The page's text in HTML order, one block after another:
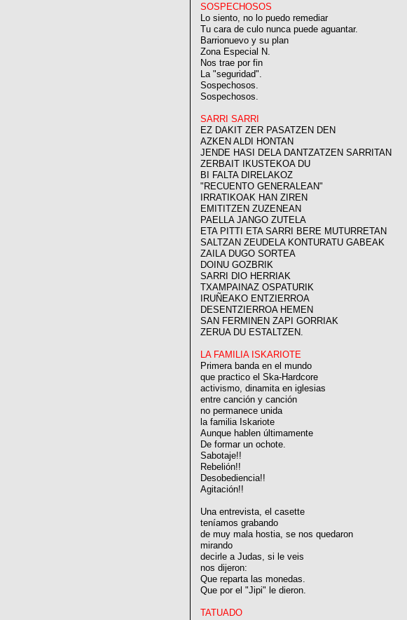
SOSPECHOSOS
Lo siento, no lo puedo remediar
Tu cara de culo nunca puede aguantar.
Barrionuevo y su plan
Zona Especial N.
Nos trae por fin
La "seguridad".
Sospechosos.
Sospechosos.
SARRI SARRI
EZ DAKIT ZER PASATZEN DEN
AZKEN ALDI HONTAN
JENDE HASI DELA DANTZATZEN SARRITAN
ZERBAIT IKUSTEKOA DU
BI FALTA DIRELAKOZ
"RECUENTO GENERALEAN"
IRRATIKOAK HAN ZIREN
EMITITZEN ZUZENEAN
PAELLA JANGO ZUTELA
ETA PITTI ETA SARRI BERE MUTURRETAN
SALTZAN ZEUDELA KONTURATU GABEAK
ZAILA DUGO SORTEA
DOINU GOZBRIK
SARRI DIO HERRIAK
TXAMPAINAZ OSPATURIK
IRUÑEAKO ENTZIERROA
DESENTZIERROA HEMEN
SAN FERMINEN ZAPI GORRIAK
ZERUA DU ESTALTZEN.
LA FAMILIA ISKARIOTE
Primera banda en el mundo
que practico el Ska-Hardcore
activismo, dinamita en iglesias
entre canción y canción
no permanece unida
la familia Iskariote
Aunque hablen últimamente
De formar un ochote.
Sabotaje!!
Rebelión!!
Desobediencia!!
Agitación!!
Una entrevista, el casette
teníamos grabando
de muy mala hostia, se nos quedaron
mirando
decirle a Judas, si le veis
nos dijeron:
Que reparta las monedas.
Que por el "Jipi" le dieron.
TATUADO